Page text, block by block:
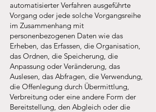
automatisierter Verfahren ausgeführte
Vorgang oder jede solche Vorgangsreihe
im Zusammenhang mit
personenbezogenen Daten wie das
Erheben, das Erfassen, die Organisation,
das Ordnen, die Speicherung, die
Anpassung oder Veränderung, das
Auslesen, das Abfragen, die Verwendung,
die Offenlegung durch Übermittlung,
Verbreitung oder eine andere Form der
Bereitstellung, den Abgleich oder die